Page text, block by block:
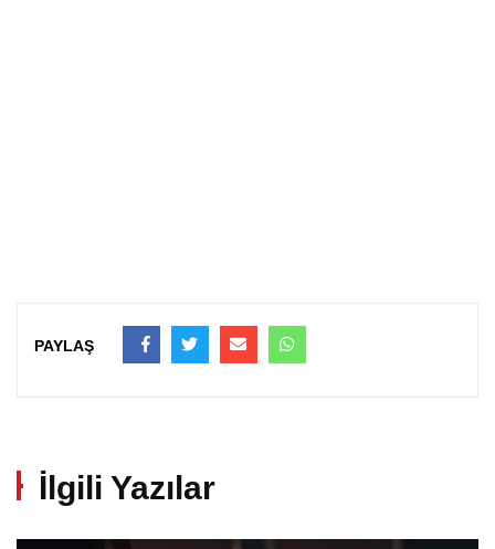
PAYLAŞ
İlgili Yazılar